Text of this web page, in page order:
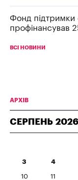
Фонд підтримки
профінансував
ВСІ НОВИНИ
АРХІВ
СЕРПЕНЬ 2026
3 4
10 11